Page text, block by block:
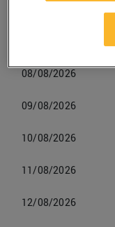
08/08/2026
09/08/2026
10/08/2026
11/08/2026
12/08/2026